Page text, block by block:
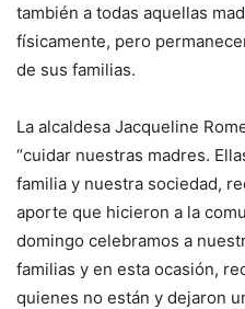
también a todas aquellas
físicamente, pero
de sus familias.
La alcaldesa Jacqueline
“cuidar nuestras madres.
familia y nuestra sociedad,
aporte que hicieron a la
domingo celebramos a
familias y en esta ocasión,
quienes no están y dejaron